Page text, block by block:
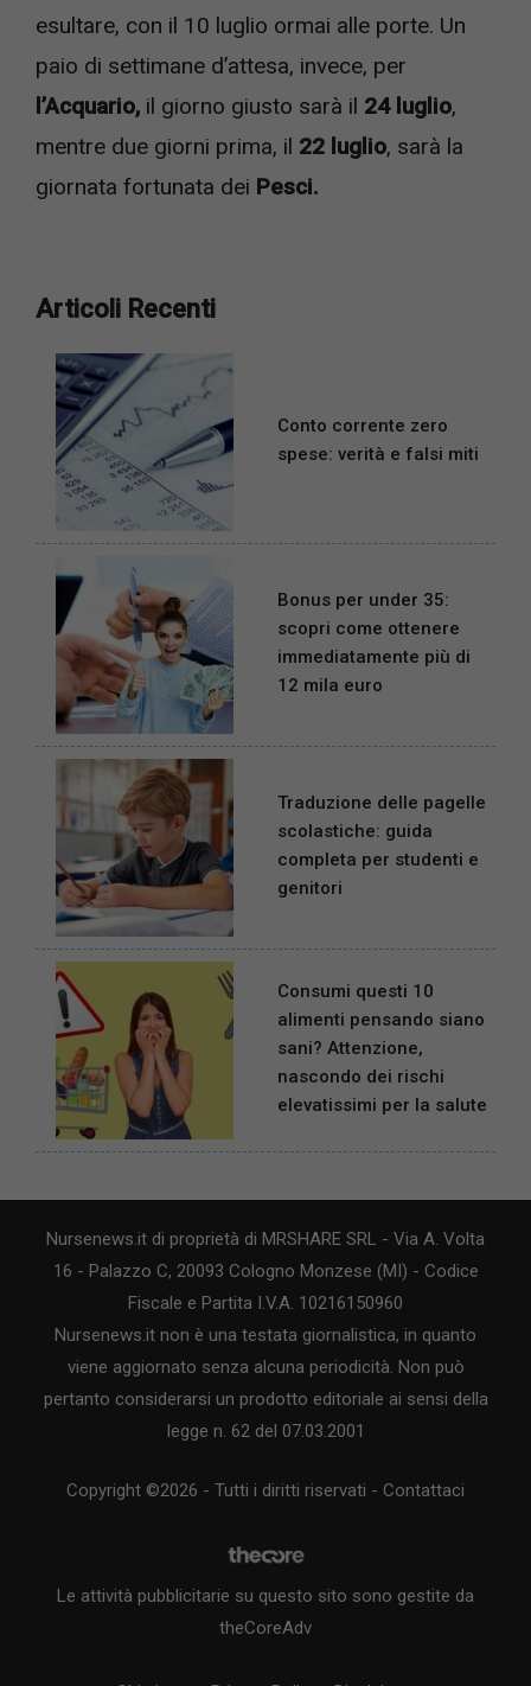
esultare, con il 10 luglio ormai alle porte. Un
paio di settimane d’attesa, invece, per
l’Acquario, il giorno giusto sarà il 24 luglio,
mentre due giorni prima, il 22 luglio, sarà la
giornata fortunata dei Pesci.
Articoli Recenti
Conto corrente zero
spese: verità e falsi miti
Bonus per under 35:
scopri come ottenere
immediatamente più di
12 mila euro
Traduzione delle pagelle
scolastiche: guida
completa per studenti e
genitori
Consumi questi 10
alimenti pensando siano
sani? Attenzione,
nascondo dei rischi
elevatissimi per la salute
Nursenews.it di proprietà di MRSHARE SRL - Via A. Volta
16 - Palazzo C, 20093 Cologno Monzese (MI) - Codice
Fiscale e Partita I.V.A. 10216150960
Nursenews.it non è una testata giornalistica, in quanto
viene aggiornato senza alcuna periodicità. Non può
pertanto considerarsi un prodotto editoriale ai sensi della
legge n. 62 del 07.03.2001
Copyright ©2026 - Tutti i diritti riservati - Contattaci
Le attività pubblicitarie su questo sito sono gestite da
theCoreAdv